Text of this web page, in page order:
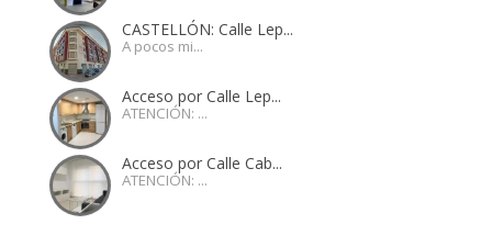
CASTELLÓN: Calle Lep...
A pocos mi...
Acceso por Calle Lep...
ATENCIÓN: ...
Acceso por Calle Cab...
ATENCIÓN: ...